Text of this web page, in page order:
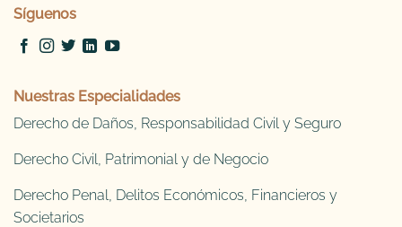
Síguenos
Nuestras Especialidades
Derecho de Daños, Responsabilidad Civil y Seguro
Derecho Civil, Patrimonial y de Negocio
Derecho Penal, Delitos Económicos, Financieros y
Societarios